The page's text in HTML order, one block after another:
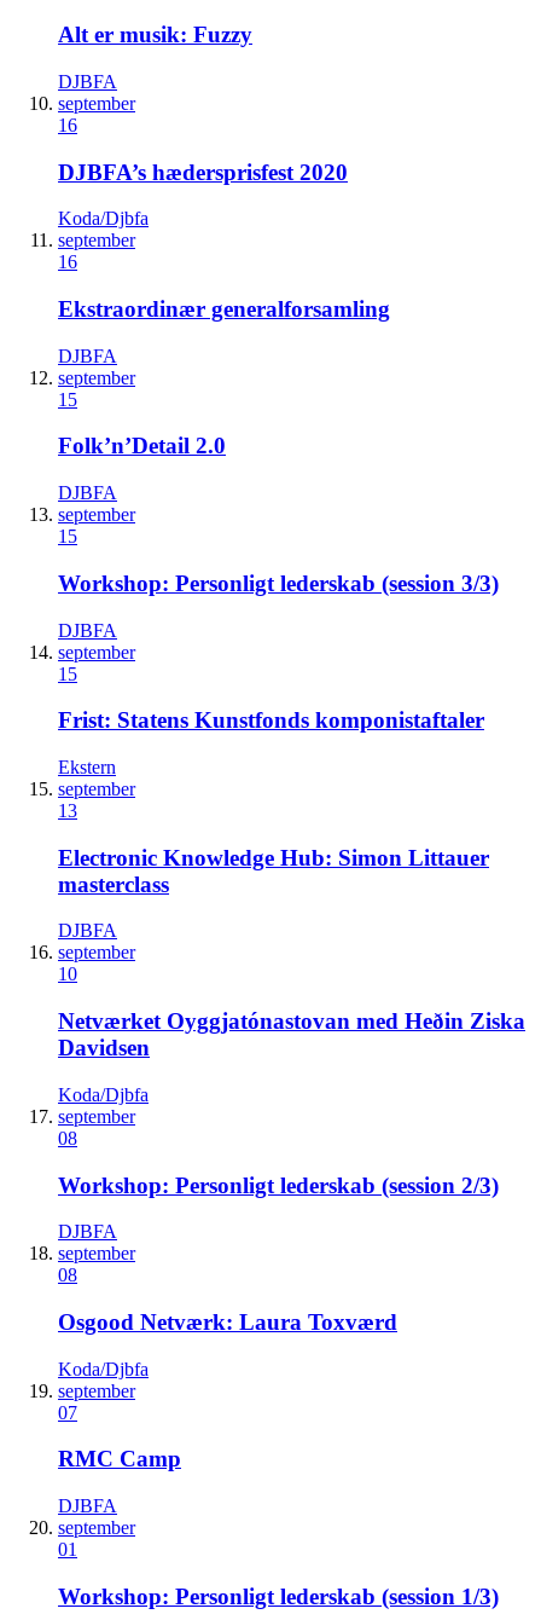
Alt er musik: Fuzzy
DJBFA
september
16
DJBFA’s hædersprisfest 2020
Koda/Djbfa
september
16
Ekstraordinær generalforsamling
DJBFA
september
15
Folk’n’Detail 2.0
DJBFA
september
15
Workshop: Personligt lederskab (session 3/3)
DJBFA
september
15
Frist: Statens Kunstfonds komponistaftaler
Ekstern
september
13
Electronic Knowledge Hub: Simon Littauer
masterclass
DJBFA
september
10
Netværket Oyggjatónastovan med Heðin Ziska
Davidsen
Koda/Djbfa
september
08
Workshop: Personligt lederskab (session 2/3)
DJBFA
september
08
Osgood Netværk: Laura Toxværd
Koda/Djbfa
september
07
RMC Camp
DJBFA
september
01
Workshop: Personligt lederskab (session 1/3)